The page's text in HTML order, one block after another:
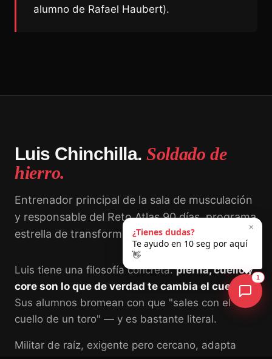
alumno de Rafael Haubert).
Luis Chinchilla. Soldado de
hierro.
Entrenador principal de la sala de musculación
y responsable del Reto Atlas 90 días, programa
estrella de transformación física.
Luis tiene una filosofía concreta:pierna, cuello y
core son lo que de verdad te cambia el cuerpo.
Sus alumnos bromean con que "sales con el
cuello de un toro" — y es bastante literal.
Militar de raíz, exigente pero cercano, adapta
×
¿Tienes dudas?
Te ayudo en 10 seg por aquí
👋
1